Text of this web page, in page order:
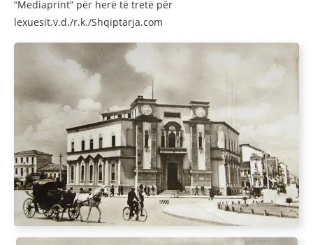
“Mediaprint” për herë të tretë për
lexuesit.v.d./r.k./Shqiptarja.com